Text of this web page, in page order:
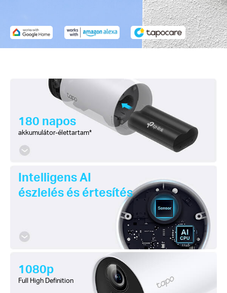
180 napos
akkumulátor-élettartam*
1080p
Full High Definition
Intelligens AI
észlelés és értesítés